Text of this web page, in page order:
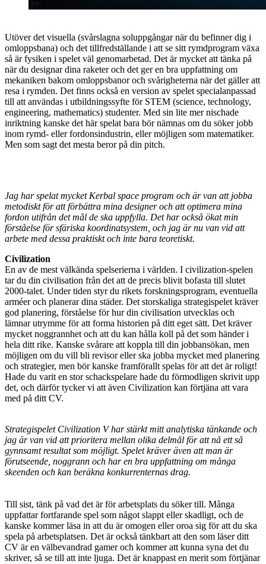
Utöver det visuella (svårslagna soluppgångar när du befinner dig i
omloppsbana) och det tillfredställande i att se sitt rymdprogram växa
så är fysiken i spelet väl genomarbetad. Det är mycket att tänka på
när du designar dina raketer och det ger en bra uppfattning om
mekaniken bakom omloppsbanor och svårigheterna när det gäller att
resa i rymden. Det finns också en version av spelet specialanpassad
till att användas i utbildningssyfte för STEM (science, technology,
engineering, mathematics) studenter. Med sin lite mer nischade
inriktning kanske det här spelat bara bör nämnas om du söker jobb
inom rymd- eller fordonsindustrin, eller möjligen som matematiker.
Men som sagt det mesta beror på din pitch.
Jag har spelat mycket Kerbal space program och är van att jobba
metodiskt för att förbättra mina designer och att optimera mina
fordon utifrån det mål de ska uppfylla. Det har också ökat min
förståelse för sfäriska koordinatsystem, och jag är nu van vid att
arbete med dessa praktiskt och inte bara teoretiskt.
Civilization
En av de mest välkända spelserierna i världen. I civilization-spelen
tar du din civilisation från det att de precis blivit bofasta till slutet
2000-talet. Under tiden styr du rikets forskningsprogram, eventuella
arméer och planerar dina städer. Det storskaliga strategispelet kräver
god planering, förståelse för hur din civilisation utvecklas och
lämnar utrymme för att forma historien på ditt eget sätt. Det kräver
mycket noggrannhet och att du kan hålla koll på det som händer i
hela ditt rike. Kanske svårare att koppla till din jobbansökan, men
möjligen om du vill bli revisor eller ska jobba mycket med planering
och strategier, men bör kanske framförallt spelas för att det är roligt!
Hade du varit en stor schackspelare hade du förmodligen skrivit upp
det, och därför tycker vi att även Civilization kan förtjäna att vara
med på ditt CV.
Strategispelet Civilization V har stärkt mitt analytiska tänkande och
jag är van vid att prioritera mellan olika delmål för att nå ett så
gynnsamt resultat som möjligt. Spelet kräver även att man är
förutseende, noggrann och har en bra uppfattning om många
skeenden och kan beräkna konkurrenternas drag.
Till sist, tänk på vad det är för arbetsplats du söker till. Många
uppfattar fortfarande spel som något slappt eller skadligt, och de
kanske kommer läsa in att du är omogen eller oroa sig för att du ska
spela på arbetsplatsen. Det är också tänkbart att den som läser ditt
CV är en välbevandrad gamer och kommer att kunna syna det du
skriver, så se till att inte ljuga. Det är knappast en merit som förtjänar